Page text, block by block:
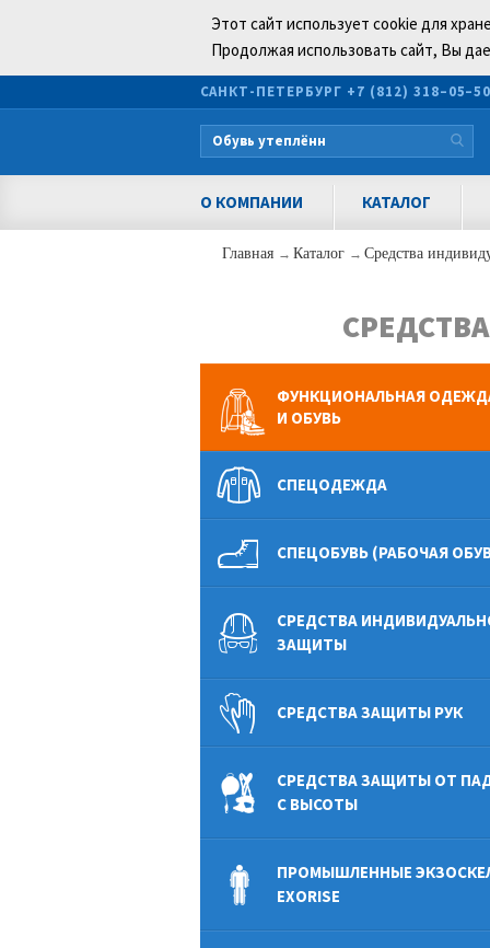
Этот сайт использует cookie для
Продолжая использовать сайт, Вы
САНКТ-ПЕТЕРБУРГ +7 (812) 318–05–50
О КОМПАНИИ КАТАЛОГ
Главная → Каталог → Средства
ФУНКЦИОНАЛЬНАЯ
И ОБУВЬ
СПЕЦОДЕЖДА
СПЕЦОБУВЬ (РАБОЧАЯ
СРЕДСТВА
ЗАЩИТЫ
СРЕДСТВА ЗАЩИТЫ РУК
СРЕДСТВА ЗАЩИТЫ ОТ
С ВЫСОТЫ
ПРОМЫШЛЕННЫЕ
EXORISE